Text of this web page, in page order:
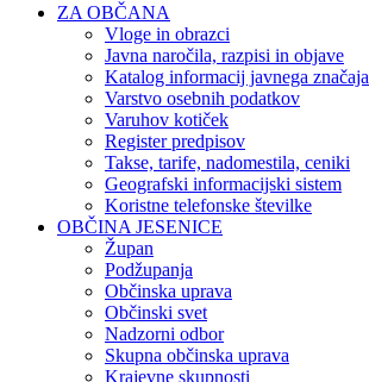
ZA OBČANA
Vloge in obrazci
Javna naročila, razpisi in objave
Katalog informacij javnega značaja
Varstvo osebnih podatkov
Varuhov kotiček
Register predpisov
Takse, tarife, nadomestila, ceniki
Geografski informacijski sistem
Koristne telefonske številke
OBČINA JESENICE
Župan
Podžupanja
Občinska uprava
Občinski svet
Nadzorni odbor
Skupna občinska uprava
Krajevne skupnosti